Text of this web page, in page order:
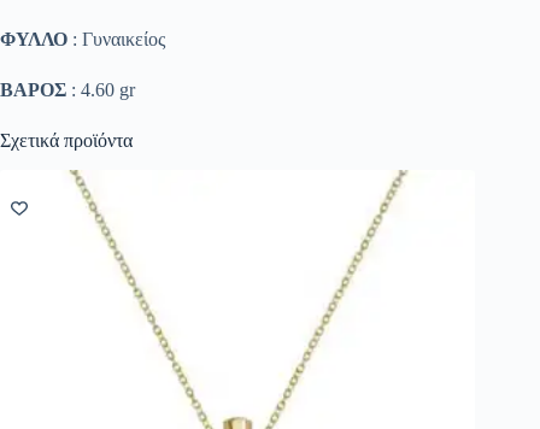
ΦΥΛΛΟ : Γυναικείος
ΒΑΡΟΣ : 4.60 gr
Σχετικά προϊόντα